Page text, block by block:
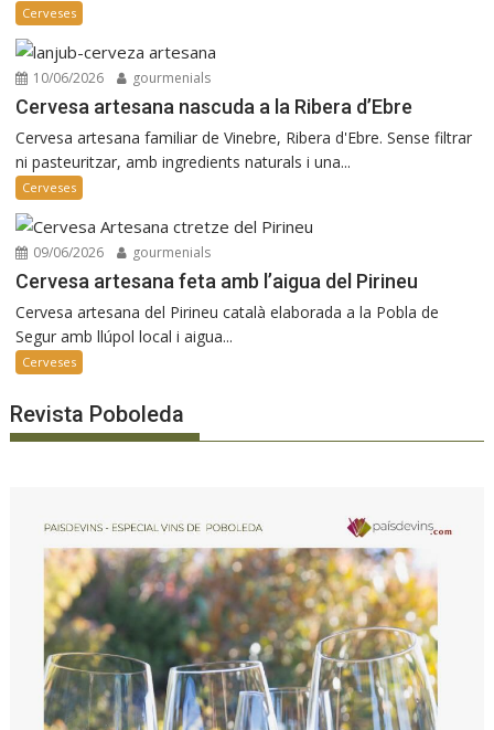
Cerveses
10/06/2026 gourmenials
Cervesa artesana nascuda a la Ribera d’Ebre
Cervesa artesana familiar de Vinebre, Ribera d'Ebre. Sense filtrar
ni pasteuritzar, amb ingredients naturals i una...
Cerveses
09/06/2026 gourmenials
Cervesa artesana feta amb l’aigua del Pirineu
Cervesa artesana del Pirineu català elaborada a la Pobla de
Segur amb llúpol local i aigua...
Cerveses
Revista Poboleda